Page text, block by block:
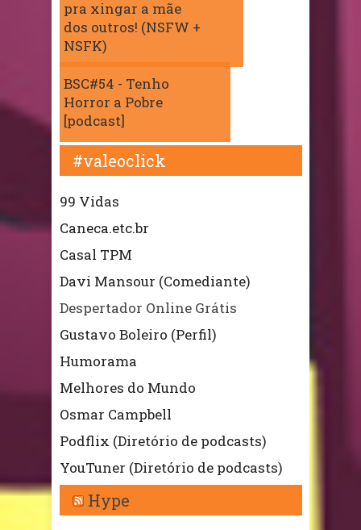
pra xingar a mãe
dos outros! (NSFW +
NSFK)
BSC#54 - Tenho
Horror a Pobre
[podcast]
#valeoclick
99 Vidas
Caneca.etc.br
Casal TPM
Davi Mansour (Comediante)
Despertador Online Grátis
Gustavo Boleiro (Perfil)
Humorama
Melhores do Mundo
Osmar Campbell
Podflix (Diretório de podcasts)
YouTuner (Diretório de podcasts)
Hype